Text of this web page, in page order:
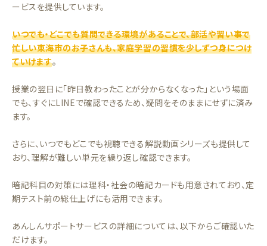
ービスを提供しています。
いつでも・どこでも質問できる環境があることで、部活や習い事で
忙しい東海市のお子さんも、家庭学習の習慣を少しずつ身につけ
ていけます。
授業の翌日に「昨日教わったことが分からなくなった」という場面
でも、すぐにLINEで確認できるため、疑問をそのままにせずに済み
ます。
さらに、いつでもどこでも視聴できる解説動画シリーズも提供して
おり、理解が難しい単元を繰り返し確認できます。
暗記科目の対策には理科・社会の暗記カードも用意されており、定
期テスト前の総仕上げにも活用できます。
あんしんサポートサービスの詳細については、以下からご確認いた
だけます。